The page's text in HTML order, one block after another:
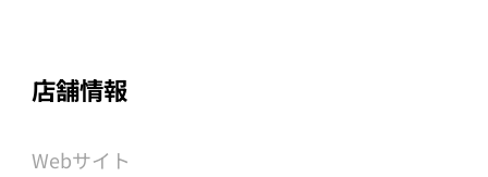
店舗情報
Webサイト